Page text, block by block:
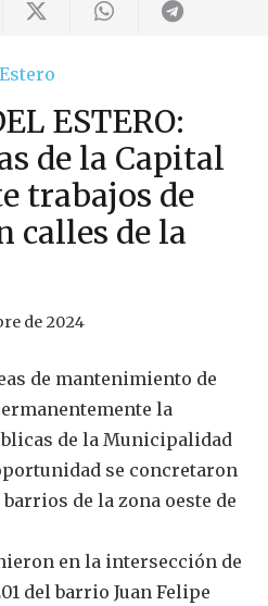
ESTERO:
de la Capital
trabajos de
calles de la
de 2024
de mantenimiento de
la
de la Municipalidad
se concretaron
de la zona oeste de
en la intersección de
del barrio Juan Felipe